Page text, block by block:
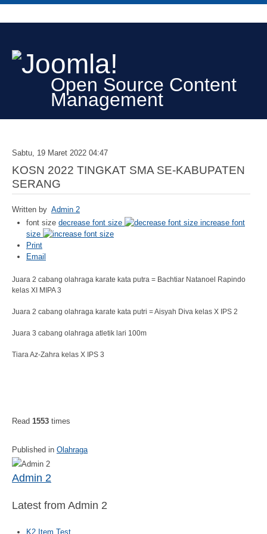
Open Source Content
Management
Sabtu, 19 Maret 2022 04:47
KOSN 2022 TINGKAT SMA SE-KABUPATEN
SERANG
Written by Admin 2
font size decrease font size
increase font
size
Print
Email
Juara 2 cabang olahraga karate kata putra = Bachtiar Natanoel Rapindo
kelas XI MIPA 3
Juara 2 cabang olahraga karate kata putri = Aisyah Diva kelas X IPS 2
Juara 3 cabang olahraga atletik lari 100m
Tiara Az-Zahra kelas X IPS 3
Read 1553 times
Published in Olahraga
Admin 2
Latest from Admin 2
K2 Item Test